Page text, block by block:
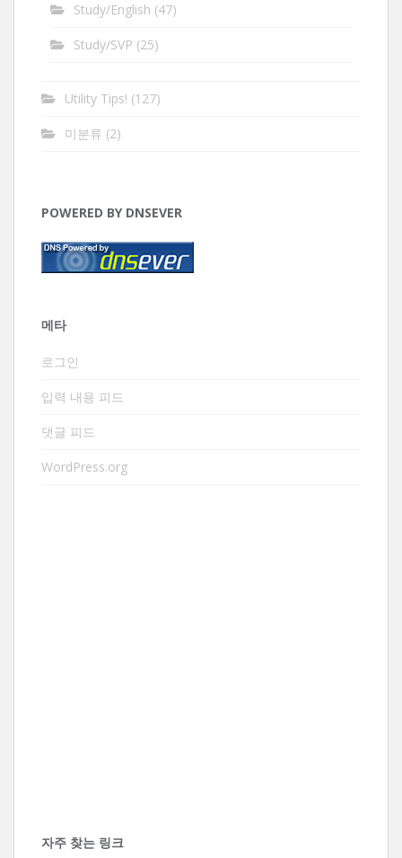
Study/English (47)
Study/SVP (25)
Utility Tips! (127)
미분류 (2)
POWERED BY DNSEVER
메타
로그인
입력 내용 피드
댓글 피드
WordPress.org
자주 찾는 링크